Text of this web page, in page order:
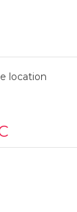
location